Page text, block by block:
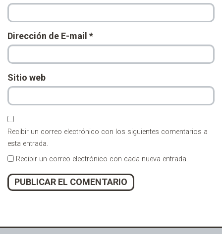
Dirección de E-mail *
Sitio web
Recibir un correo electrónico con los siguientes comentarios a
esta entrada.
Recibir un correo electrónico con cada nueva entrada.